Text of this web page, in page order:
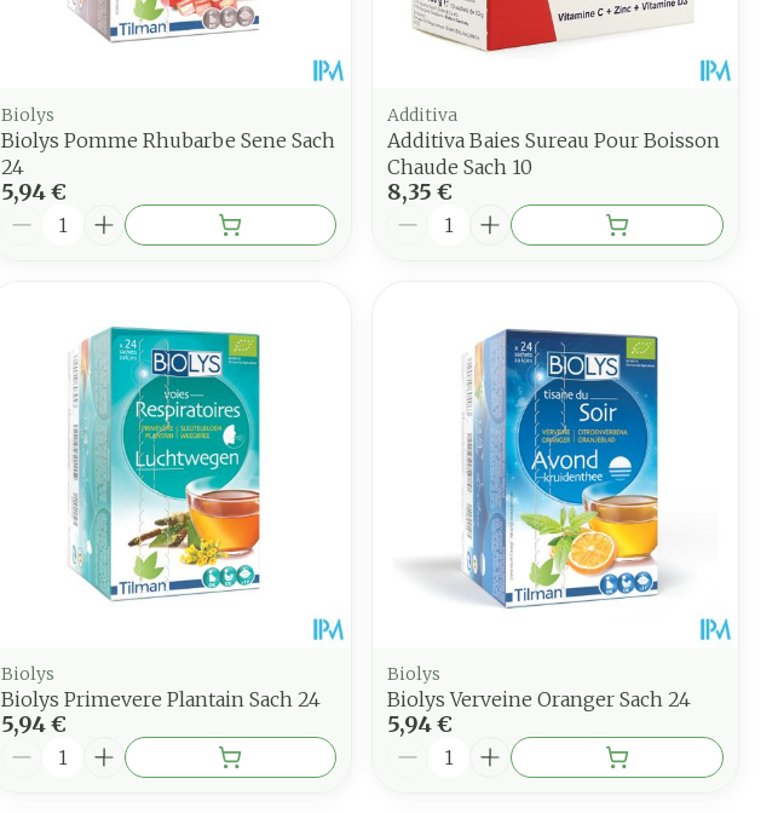
Biolys
Biolys Pomme Rhubarbe Sene Sach
24
5,94 €
Quantité
Additiva
Additiva Baies Sureau Pour Boisson
Chaude Sach 10
8,35 €
Quantité
Biolys
Biolys Primevere Plantain Sach 24
5,94 €
Quantité
Biolys
Biolys Verveine Oranger Sach 24
5,94 €
Quantité